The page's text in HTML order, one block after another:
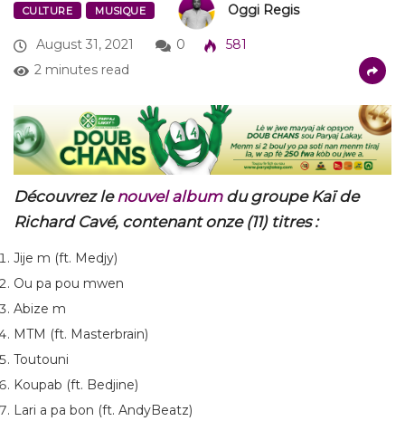
CULTURE MUSIQUE Oggi Regis
August 31, 2021 0
581
2 minutes read
Découvrez lenouvel albumdu groupe Kaï de
Richard Cavé, contenant onze (11) titres :
Jije m (ft. Medjy)
Ou pa pou mwen
Abize m
MTM (ft. Masterbrain)
Toutouni
Koupab (ft. Bedjine)
Lari a pa bon (ft. AndyBeatz)